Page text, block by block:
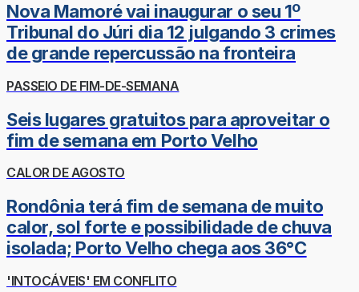
Nova Mamoré vai inaugurar o seu 1º
Tribunal do Júri dia 12 julgando 3 crimes
de grande repercussão na fronteira
PASSEIO DE FIM-DE-SEMANA
Seis lugares gratuitos para aproveitar o
fim de semana em Porto Velho
CALOR DE AGOSTO
Rondônia terá fim de semana de muito
calor, sol forte e possibilidade de chuva
isolada; Porto Velho chega aos 36°C
'INTOCÁVEIS' EM CONFLITO